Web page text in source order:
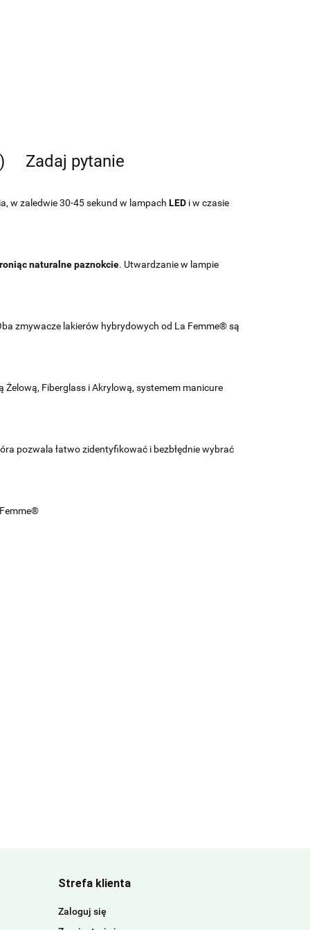
Zadaj pytanie
w zaledwie 30-45 sekund w lampach LED i w czasie
naturalne paznokcie. Utwardzanie w lampie
zmywacze lakierów hybrydowych od La Femme® są
Żelową, Fiberglass i Akrylową, systemem manicure
pozwala łatwo zidentyfikować i bezbłędnie wybrać
Strefa klienta
Zaloguj się